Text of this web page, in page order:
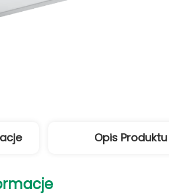
Opis Produktu